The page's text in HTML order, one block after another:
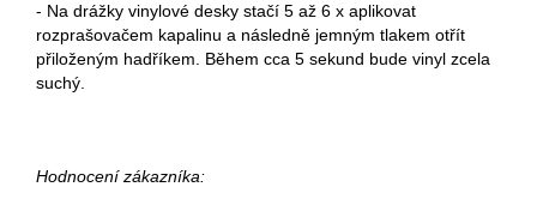
- Na drážky vinylové desky stačí 5 až 6 x aplikovat
rozprašovačem kapalinu a následně jemným tlakem otřít
přiloženým hadříkem. Během cca 5 sekund bude vinyl zcela
suchý.
Hodnocení zákazníka: